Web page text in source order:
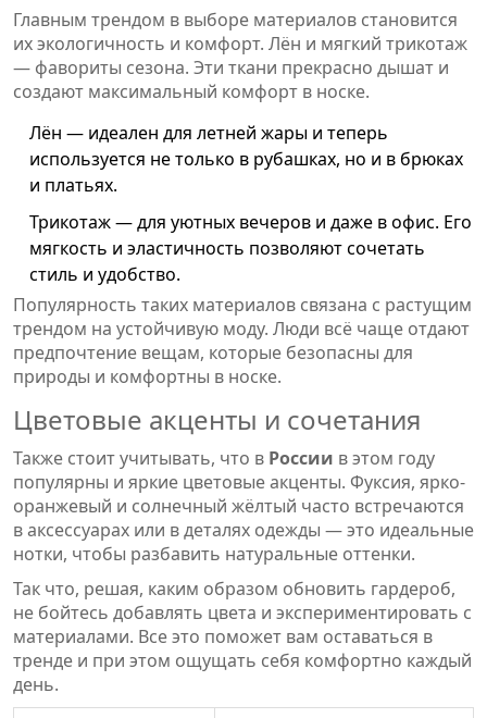
Главным трендом в выборе материалов становится
их экологичность и комфорт. Лён и мягкий трикотаж
— фавориты сезона. Эти ткани прекрасно дышат и
создают максимальный комфорт в носке.
Лён — идеален для летней жары и теперь
используется не только в рубашках, но и в брюках
и платьях.
Трикотаж — для уютных вечеров и даже в офис. Его
мягкость и эластичность позволяют сочетать
стиль и удобство.
Популярность таких материалов связана с растущим
трендом на устойчивую моду. Люди всё чаще отдают
предпочтение вещам, которые безопасны для
природы и комфортны в носке.
Цветовые акценты и сочетания
Также стоит учитывать, что в России в этом году
популярны и яркие цветовые акценты. Фуксия, ярко-
оранжевый и солнечный жёлтый часто встречаются
в аксессуарах или в деталях одежды — это идеальные
нотки, чтобы разбавить натуральные оттенки.
Так что, решая, каким образом обновить гардероб,
не бойтесь добавлять цвета и экспериментировать с
материалами. Все это поможет вам оставаться в
тренде и при этом ощущать себя комфортно каждый
день.